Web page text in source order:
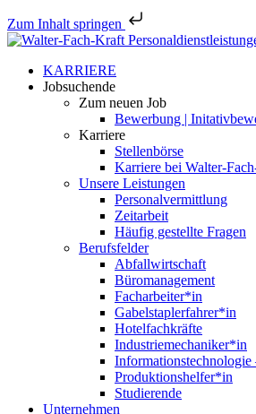
Zum Inhalt springen
Zum
springenKARRIERE
Jobsu­chende
Zum neuen Job
Bewerbung |
Karriere
Stellen­börse
Karriere bei Walter-
Unsere Leistungen
Perso­nal­ver­mittlung
Zeitarbeit
Häufig gestellte Fragen
Berufs­felder
Abfall­wirt­schaft
Büroma­nagement
Facharbeiter*in
Gabelstaplerfahrer*in
Hotel­fach­kräfte
Industriemechaniker*in
Infor­ma­ti­ons­tech­no­logie
Produktionshelfer*in
Studie­rende
Unter­nehmen